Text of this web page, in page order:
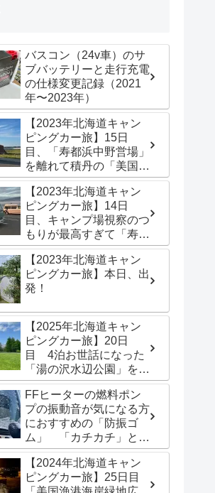
バスコン（24v車）のサ
ブバッテリーと走行充電
の仕様変更記録（2021
年〜2023年）
【2023年北海道キャン
ピングカー旅】15日
目、「寿都浜中野営場」
を離れて積丹の「美国漁
港海岸緑地広場」でター
プテントを立てる
【2023年北海道キャン
ピングカー旅】14日
目、キャンプ場視察のつ
もりが最高すぎて「寿都
浜中野営場」滞在するこ
とに
【2023年北海道キャン
ピングカー旅】本日、出
発！
【2025年北海道キャン
ピングカー旅】20日
目 4泊お世話になった
「湯の沢水辺公園」を出
発し、「函館トヨタ 森
店」でキャンピングカー
のオイル交換完了！今日
は伊達市の「徳舜瞥山麓
キャンプ場」へ
FFヒーターの燃料ポン
プの振動音が気になる方
におすすめの「防振ゴ
ム」 「カチカチ」とい
う機械音は別対策が必要
です
【2024年北海道キャン
ピングカー旅】25日目